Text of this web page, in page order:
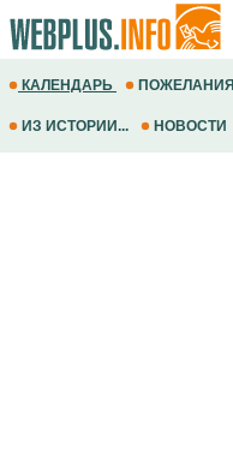
КАЛЕНДАРЬ ПОЖЕЛАНИЯ
ИЗ ИСТОРИИ... НОВОСТИ